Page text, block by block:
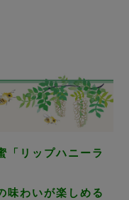
「リップハニーラ
味わいが楽しめる